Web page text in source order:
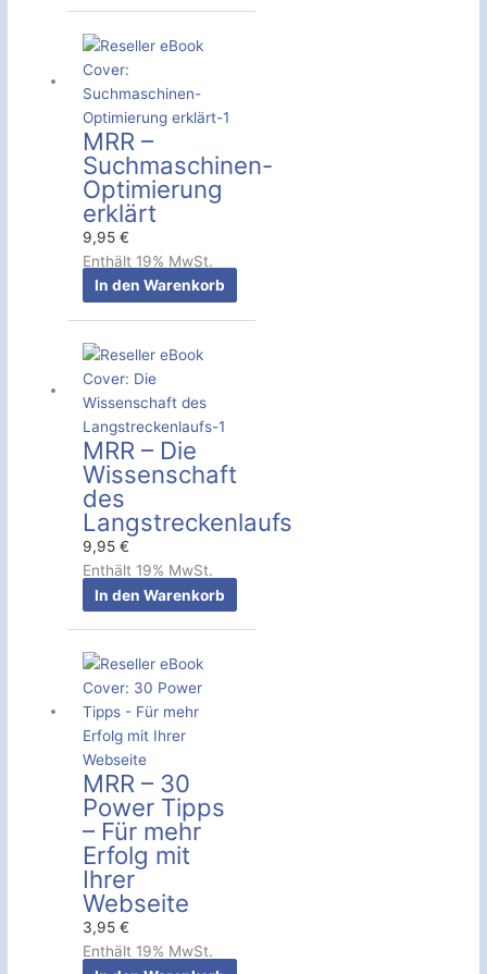
MRR –
Suchmaschinen-
Optimierung
erklärt
9,95 €
Enthält 19% MwSt.
In den Warenkorb
MRR – Die
Wissenschaft
des
Langstreckenlaufs
9,95 €
Enthält 19% MwSt.
In den Warenkorb
MRR – 30
Power Tipps
– Für mehr
Erfolg mit
Ihrer
Webseite
3,95 €
Enthält 19% MwSt.